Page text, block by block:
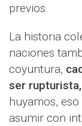
previos.
La historia
naciones
coyuntura,
ser
huyamos,
asumir con